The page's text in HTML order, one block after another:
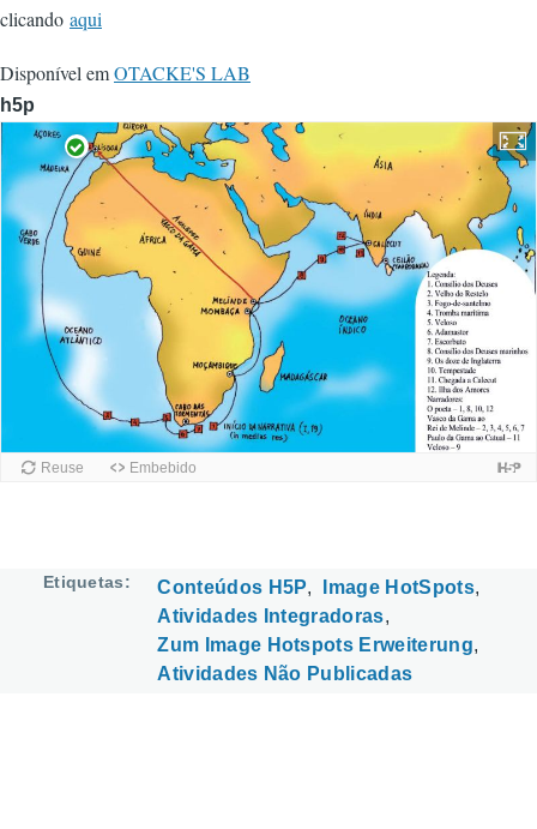
clicando aqui
Disponível emOTACKE'S LAB
h5p
Etiquetas Conteúdos H5P
Image HotSpots
Atividades Integradoras
Zum Image Hotspots Erweiterung
Atividades Não Publicadas